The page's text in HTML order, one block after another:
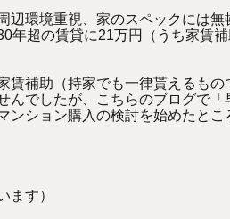
辺環境重視、家のスペック には無
0年超の賃貸に21万円（うち家賃補
賃補助（持家でも一律貰え るもの
んでしたが、こちらのブログで「
ンション購入の検討を始めたとこ
ます）